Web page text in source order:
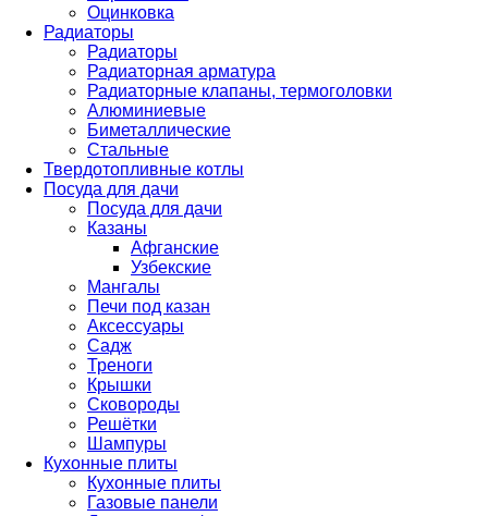
Оцинковка
Радиаторы
Радиаторы
Радиаторная арматура
Радиаторные клапаны, термоголовки
Алюминиевые
Биметаллические
Стальные
Твердотопливные котлы
Посуда для дачи
Посуда для дачи
Казаны
Афганские
Узбекские
Мангалы
Печи под казан
Аксессуары
Садж
Треноги
Крышки
Сковороды
Решётки
Шампуры
Кухонные плиты
Кухонные плиты
Газовые панели